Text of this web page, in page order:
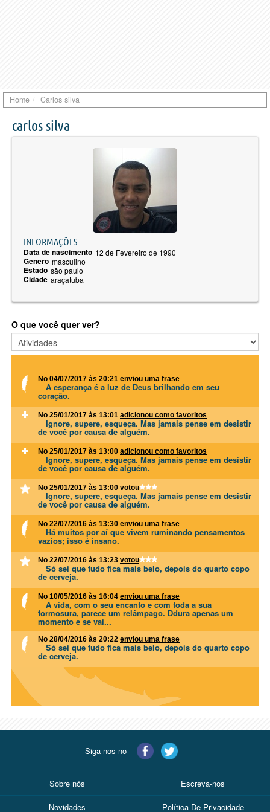
Home Carlos silva
carlos silva
INFORMAÇÕES
Data de nascimento 12 de Fevereiro de 1990
Gênero masculino
Estado são paulo
Cidade araçatuba
O que você quer ver?
No 04/07/2017 às 20:21 enviou uma frase
A esperança é a luz de Deus brilhando em seu
coração.
No 25/01/2017 às 13:01 adicionou como favoritos
Ignore, supere, esqueça. Mas jamais pense em desistir
de você por causa de alguém.
No 25/01/2017 às 13:00 adicionou como favoritos
Ignore, supere, esqueça. Mas jamais pense em desistir
de você por causa de alguém.
No 25/01/2017 às 13:00 votou
Ignore, supere, esqueça. Mas jamais pense em desistir
de você por causa de alguém.
No 22/07/2016 às 13:30 enviou uma frase
Há muitos por aí que vivem ruminando pensamentos
vazios; isso é insano.
No 22/07/2016 às 13:23 votou
Só sei que tudo fica mais belo, depois do quarto copo
de cerveja.
No 10/05/2016 às 16:04 enviou uma frase
A vida, com o seu encanto e com toda a sua
formosura, parece um relâmpago. Ddura apenas um
momento e se vai...
No 28/04/2016 às 20:22 enviou uma frase
Só sei que tudo fica mais belo, depois do quarto copo
de cerveja.
Siga-nos no
Sobre nós Escreva-nos
Novidades Política De Privacidade